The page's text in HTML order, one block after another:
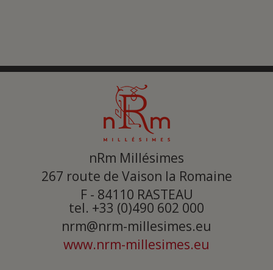
nRm Millésimes
267 route de Vaison la Romaine
F - 84110 RASTEAU
tel. +33 (0)490 602 000
nrm@nrm-millesimes.eu
www.nrm-millesimes.eu